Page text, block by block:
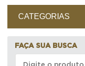
CATEGORIAS
FAÇA SUA BUSCA